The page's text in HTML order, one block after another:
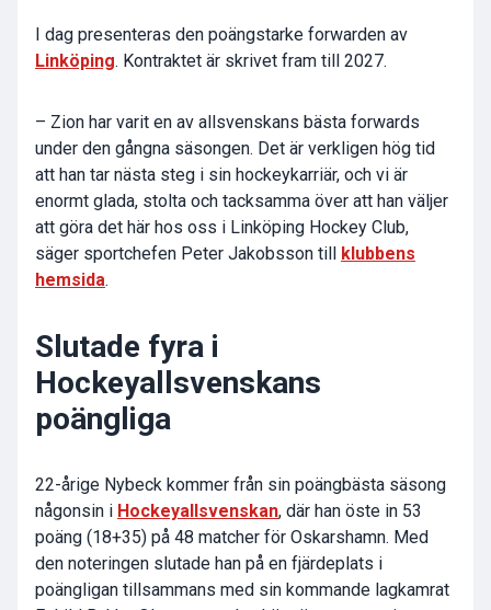
I dag presenteras den poängstarke forwarden av
Linköping. Kontraktet är skrivet fram till 2027.
– Zion har varit en av allsvenskans bästa forwards
under den gångna säsongen. Det är verkligen hög tid
att han tar nästa steg i sin hockeykarriär, och vi är
enormt glada, stolta och tacksamma över att han väljer
att göra det här hos oss i Linköping Hockey Club,
säger sportchefen Peter Jakobsson till
klubbens
hemsida.
Slutade fyra i
Hockeyallsvenskans
poängliga
22-årige Nybeck kommer från sin poängbästa säsong
någonsin i Hockeyallsvenskan, där han öste in 53
poäng (18+35) på 48 matcher för Oskarshamn. Med
den noteringen slutade han på en fjärdeplats i
poängligan tillsammans med sin kommande lagkamrat